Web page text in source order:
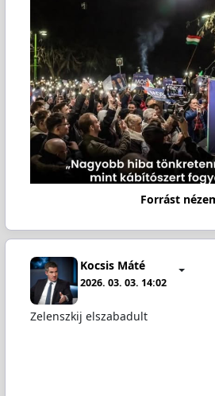
Forrást
Kocsis Máté
2026. 03. 03. 14:02
Zelenszkij elszabadult